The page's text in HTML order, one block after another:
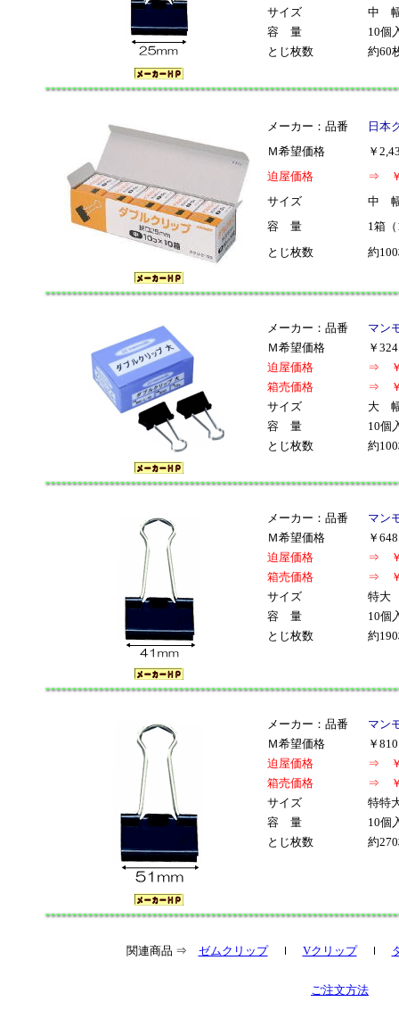
サイズ
中
容 量
10個
とじ枚数
約60
メーカー：品番
日本
Ｍ希望価格
￥
迫屋価格
⇒ ￥
サイズ
中
容 量
1箱
とじ枚数
約
メーカー：品番
マン
Ｍ希望価格
￥
迫屋価格
⇒ ￥
箱売価格
⇒ ￥
サイズ
大
容 量
10個
とじ枚数
約
メーカー：品番
マン
Ｍ希望価格
￥
迫屋価格
⇒ ￥
箱売価格
⇒ ￥
サイズ
特大
容 量
10個
とじ枚数
約
メーカー：品番
マン
Ｍ希望価格
￥
迫屋価格
⇒ ￥
箱売価格
⇒ ￥
サイズ
特特
容 量
10個
とじ枚数
約
関連商品 ⇒ ゼムクリップｌ Vクリップｌ
ご注文方法